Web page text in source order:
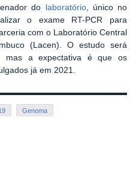
do
laboratório, único no
o exame RT-PCR para
com o Laboratório Central
(Lacen). O estudo será
mas a expectativa é que os
já em 2021.
Genoma